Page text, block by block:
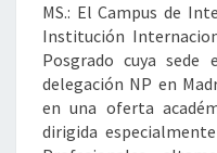
MS.: El Campus de
Institución
Posgrado cuya sede
delegación NP en
en una oferta
dirigida